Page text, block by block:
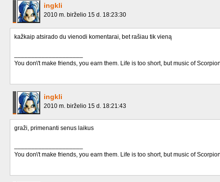
ingkli
2010 m. birželio 15 d. 18:23:30
kažkaip atsirado du vienodi komentarai, bet rašiau tik vieną
You don\'t make friends, you earn them. Life is too short, but music of
ingkli
2010 m. birželio 15 d. 18:21:43
graži, primenanti senus laikus
You don\'t make friends, you earn them. Life is too short, but music of